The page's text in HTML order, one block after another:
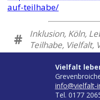
auf-teilhabe/
#
Inklusion, Köln,
Teilhabe, Vielfalt,
Vielfalt
info@vielfalt-
Tel. 0177